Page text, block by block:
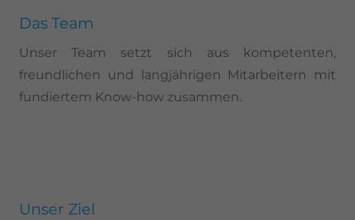
Das Team
Unser Team setzt sich aus kompetenten,
freundlichen und langjährigen Mitarbeitern mit
fundiertem Know-how zusammen.
Unser Ziel